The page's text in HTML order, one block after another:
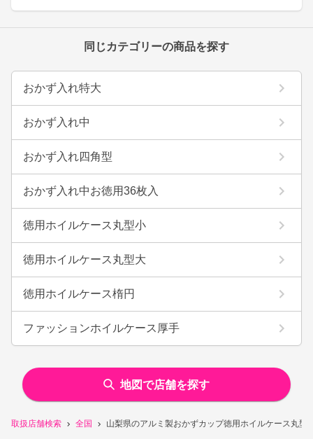
取扱店舗検索 全国 山梨県のアルミ製おかずカップ徳用ホイルケース丸型
同じカテゴリーの商品を探す
おかず入れ特大
おかず入れ中
おかず入れ四角型
おかず入れ中お徳用36枚入
徳用ホイルケース丸型小
徳用ホイルケース丸型大
徳用ホイルケース楕円
ファッションホイルケース厚手
地図で店舗を探す